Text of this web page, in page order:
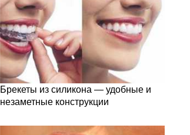
Брекеты из силикона — удобные и
незаметные конструкции